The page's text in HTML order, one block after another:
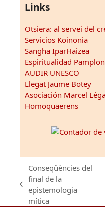
Links
Otsiera: al servei del
Servicios Koinonia
Sangha IparHaizea
Espiritualidad
AUDIR UNESCO
Llegat Jaume Botey
Asociación Marcel
Homoquaerens
previous
post:
Conseqüències del
final de la
epistemologia
mítica